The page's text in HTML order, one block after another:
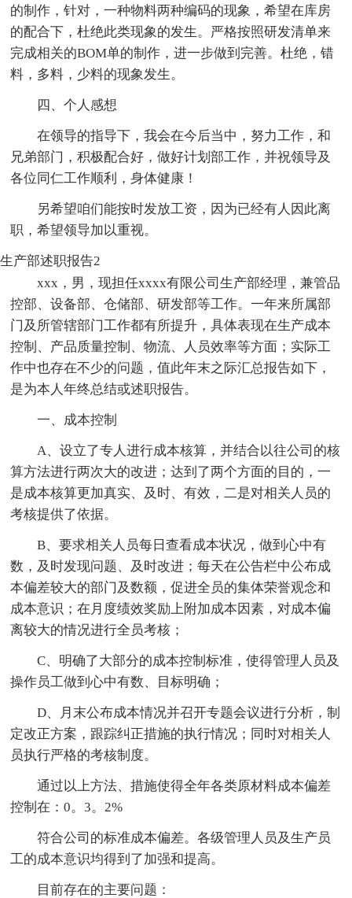
的制作，针对，一种物料两种编码的现象，希望在库房
的配合下，杜绝此类现象的发生。严格按照研发清单来
完成相关的BOM单的制作，进一步做到完善。杜绝，错
料，多料，少料的现象发生。
四、个人感想
在领导的指导下，我会在今后当中，努力工作，和
兄弟部门，积极配合好，做好计划部工作，并祝领导及
各位同仁工作顺利，身体健康！
另希望咱们能按时发放工资，因为已经有人因此离
职，希望领导加以重视。
生产部述职报告2
xxx，男，现担任xxxx有限公司生产部经理，兼管品
控部、设备部、仓储部、研发部等工作。一年来所属部
门及所管辖部门工作都有所提升，具体表现在生产成本
控制、产品质量控制、物流、人员效率等方面；实际工
作中也存在不少的问题，值此年末之际汇总报告如下，
是为本人年终总结或述职报告。
一、成本控制
A、设立了专人进行成本核算，并结合以往公司的核
算方法进行两次大的改进；达到了两个方面的目的，一
是成本核算更加真实、及时、有效，二是对相关人员的
考核提供了依据。
B、要求相关人员每日查看成本状况，做到心中有
数，及时发现问题、及时改进；每天在公告栏中公布成
本偏差较大的部门及数额，促进全员的集体荣誉观念和
成本意识；在月度绩效奖励上附加成本因素，对成本偏
离较大的情况进行全员考核；
C、明确了大部分的成本控制标准，使得管理人员及
操作员工做到心中有数、目标明确；
D、月末公布成本情况并召开专题会议进行分析，制
定改正方案，跟踪纠正措施的执行情况；同时对相关人
员执行严格的考核制度。
通过以上方法、措施使得全年各类原材料成本偏差
控制在：0。3。2%
符合公司的标准成本偏差。各级管理人员及生产员
工的成本意识均得到了加强和提高。
目前存在的主要问题：